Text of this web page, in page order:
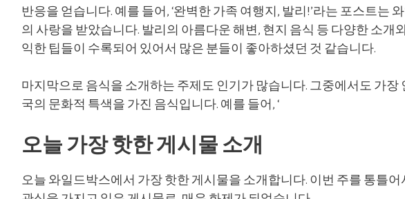
반응을 얻습니다. 예를 들어, ‘완벽한 가족 여행지, 발리!’라는 포스트는
의 사랑을 받았습니다. 발리의 아름다운 해변, 현지 음식 등 다양한 소개
익한 팁들이 수록되어 있어서 많은 분들이 좋아하셨던 것 같습니다.
마지막으로 음식을 소개하는 주제도 인기가 많습니다. 그중에서도 가장
국의 문화적 특색을 가진 음식입니다. 예를 들어, ‘
오늘 가장 핫한 게시물 소개
오늘 와일드박스에서 가장 핫한 게시물을 소개합니다. 이번 주를 통틀어